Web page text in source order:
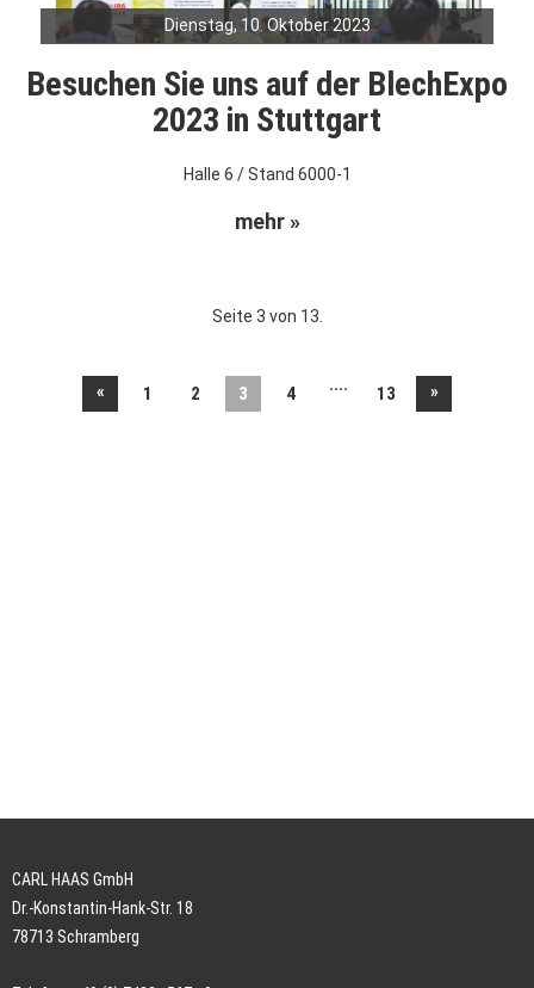
Dienstag, 10. Oktober 2023
Besuchen Sie uns auf der BlechExpo
2023 in Stuttgart
Halle 6 / Stand 6000-1
mehr »
Seite 3 von 13.
« 1 2 3 4 .... 13 »
CARL HAAS GmbH
Dr.-Konstantin-Hank-Str. 18
78713 Schramberg